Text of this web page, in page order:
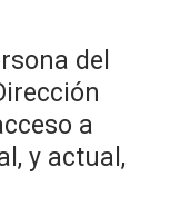
del
a
y actual,